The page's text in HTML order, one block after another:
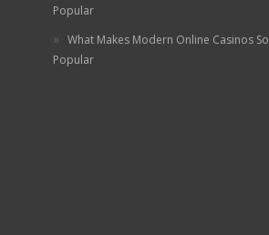
Popular
What Makes Modern Online Casinos So
Popular